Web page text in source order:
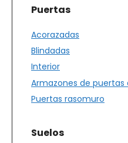
Puertas
Acorazadas
Blindadas
Interior
Armazones de puertas
Puertas rasomuro
Suelos